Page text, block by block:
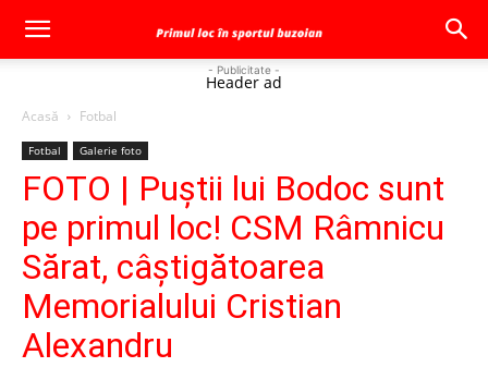
- Publicitate -
Header ad
Acasă Fotbal
Fotbal Galerie foto
FOTO | Puştii lui Bodoc sunt
pe primul loc! CSM Râmnicu
Sărat, câştigătoarea
Memorialului Cristian
Alexandru